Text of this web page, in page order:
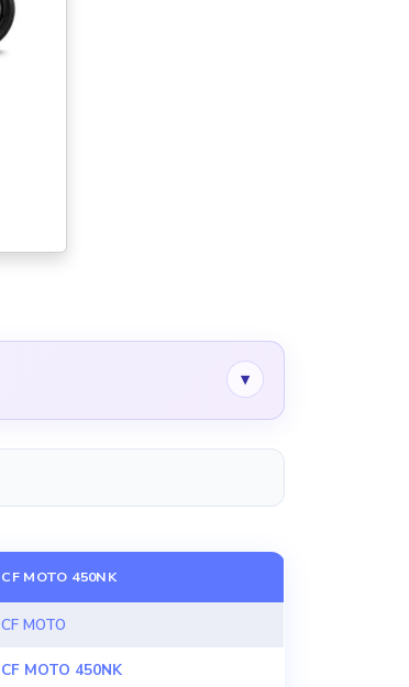
▾
CF MOTO 450NK
CF MOTO
CF MOTO 450NK